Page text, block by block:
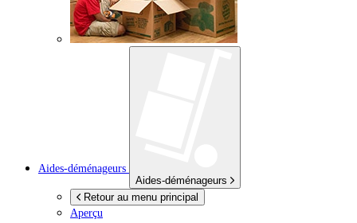
Aides-déménageurs
Aides-déménageurs
Retour au menu principal
Aperçu